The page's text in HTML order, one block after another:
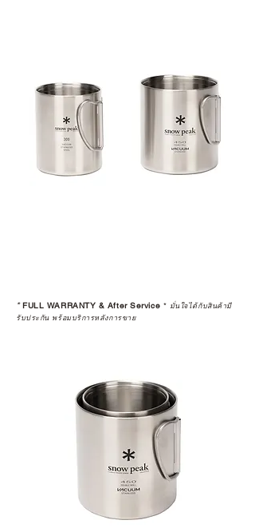
*FULL WARRANTY & After Service * มั่นใจได้กับสินค้ามี
รับประกัน พร้อมบริการหลังการขาย